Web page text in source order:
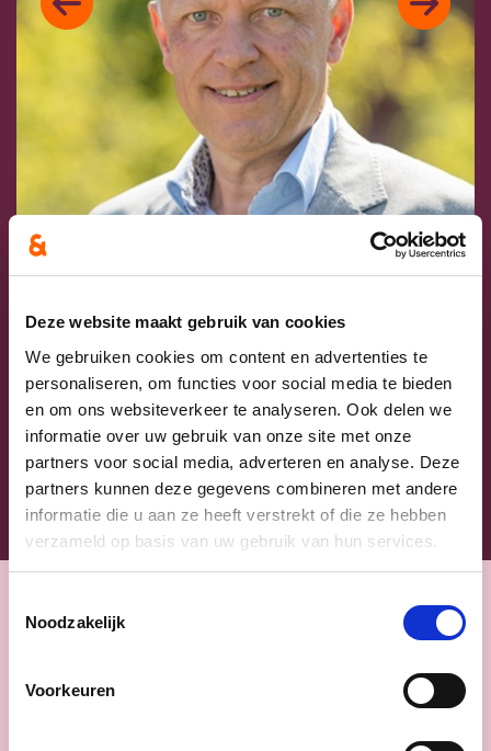
Deze website maakt gebruik van cookies
We gebruiken cookies om content en advertenties te
personaliseren, om functies voor social media te bieden
en om ons websiteverkeer te analyseren. Ook delen we
informatie over uw gebruik van onze site met onze
partners voor social media, adverteren en analyse. Deze
partners kunnen deze gegevens combineren met andere
informatie die u aan ze heeft verstrekt of die ze hebben
verzameld op basis van uw gebruik van hun services.
Noodzakelijk
Voorkeuren
Stefaan Deleus
Fractieleider Gemeenteraad, Advocaat
Stefaan Deleus
Previous Next
al onze mensen
Standpunten